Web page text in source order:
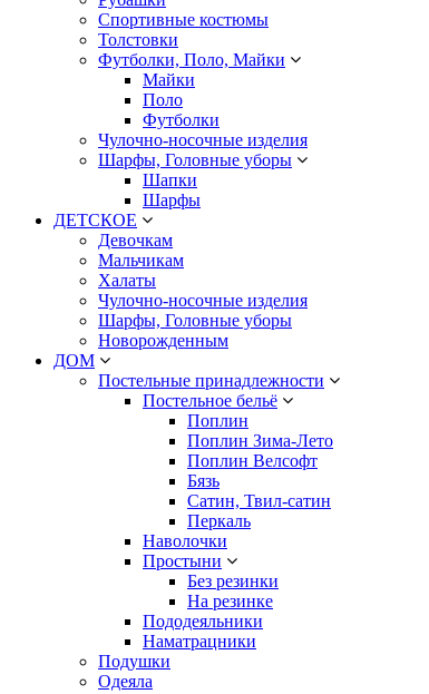
Спортивные костюмы
Толстовки
Футболки, Поло, Майки
Майки
Поло
Футболки
Чулочно-носочные изделия
Шарфы, Головные уборы
Шапки
Шарфы
ДЕТСКОЕ
Девочкам
Мальчикам
Халаты
Чулочно-носочные изделия
Шарфы, Головные уборы
Новорожденным
ДОМ
Постельные принадлежности
Постельное бельё
Поплин
Поплин Зима-Лето
Поплин Велсофт
Бязь
Сатин, Твил-сатин
Перкаль
Наволочки
Простыни
Без резинки
На резинке
Пододеяльники
Наматрацники
Подушки
Одеяла